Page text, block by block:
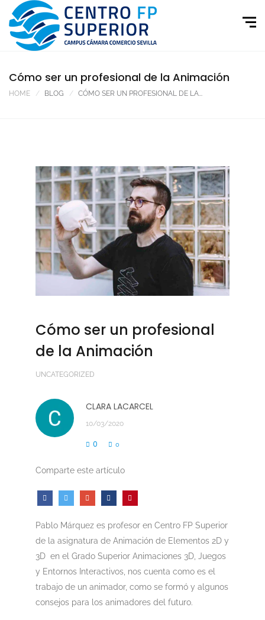
Cómo ser un profesional de la Animación
HOME BLOG CÓMO SER UN PROFESIONAL DE LA...
Cómo ser un profesional
de la Animación
UNCATEGORIZED
CLARA LACARCEL
10/03/2020
0 0
Comparte este artículo
Pablo Márquez es profesor en Centro FP Superior
de la asignatura de Animación de Elementos 2D y
3D en el Grado Superior Animaciones 3D, Juegos
y Entornos Interactivos, nos cuenta como es el
trabajo de un animador, como se formó y algunos
consejos para los animadores del futuro.